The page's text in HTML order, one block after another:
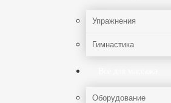
Упражнения
Гимнастика
Оборудование